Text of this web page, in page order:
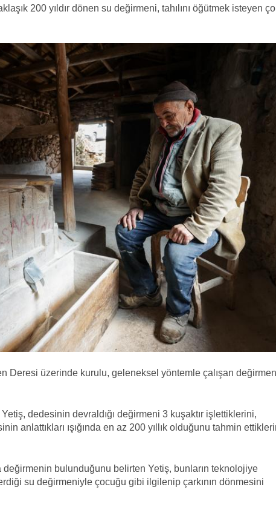
200 yıldır dönen su değirmeni, tahılını öğütmek isteyen
Deresi üzerinde kurulu, geleneksel yöntemle çalışan
dedesinin devraldığı değirmeni 3 kuşaktır işlettiklerini,
anlattıkları ışığında en az 200 yıllık olduğunu tahmin
değirmenin bulunduğunu belirten Yetiş, bunların teknolojiye
su değirmeniyle çocuğu gibi ilgilenip çarkının dönmesini